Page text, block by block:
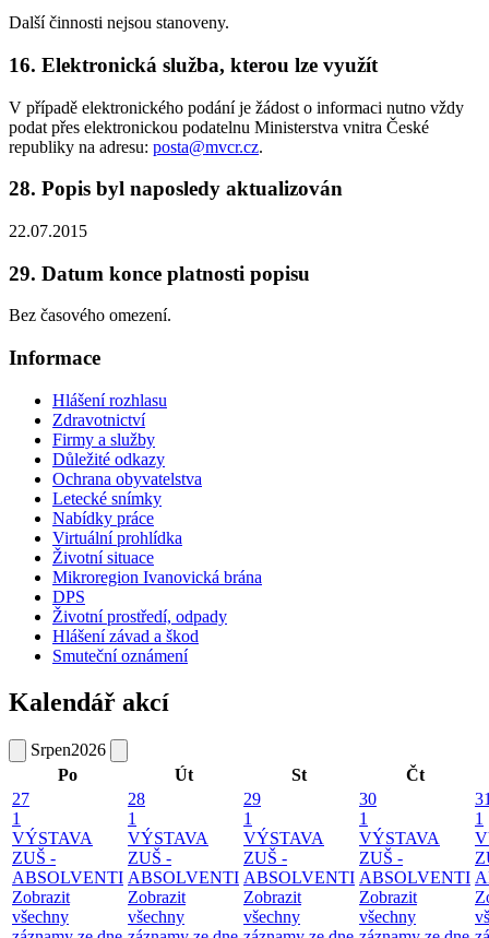
Další činnosti nejsou stanoveny.
16. Elektronická služba, kterou lze využít
V případě elektronického podání je žádost o informaci nutno vždy
podat přes elektronickou podatelnu Ministerstva vnitra České
republiky na adresu: posta@mvcr.cz.
28. Popis byl naposledy aktualizován
22.07.2015
29. Datum konce platnosti popisu
Bez časového omezení.
Informace
Hlášení rozhlasu
Zdravotnictví
Firmy a služby
Důležité odkazy
Ochrana obyvatelstva
Letecké snímky
Nabídky práce
Virtuální prohlídka
Životní situace
Mikroregion Ivanovická brána
DPS
Životní prostředí, odpady
Hlášení závad a škod
Smuteční oznámení
Kalendář akcí
Srpen2026
Po
Út St
Čt
27
1
VÝSTAVA
ZUŠ -
ABSOLVENTI
Zobrazit
všechny
28
1
VÝSTAVA
ZUŠ -
ABSOLVENTI
Zobrazit
všechny
29
1
VÝSTAVA
ZUŠ -
ABSOLVENTI
Zobrazit
všechny
30
1
VÝSTAVA
ZUŠ -
ABSOLVENTI
Zobrazit
všechny
1